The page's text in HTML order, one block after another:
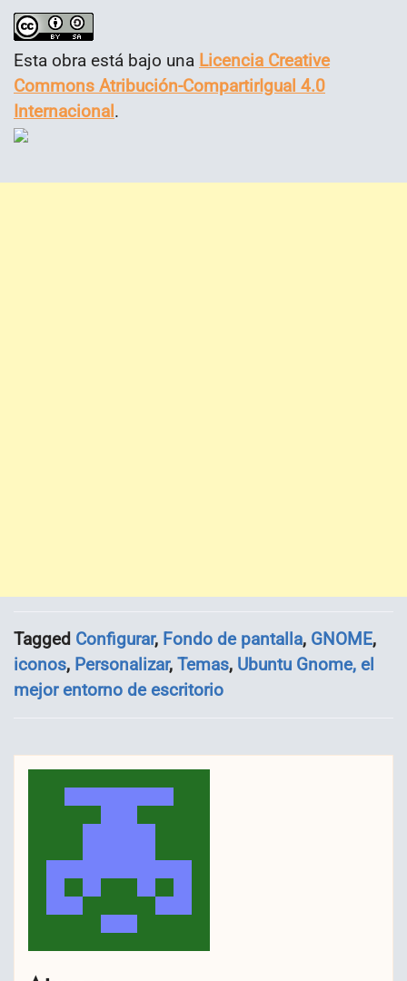
Esta obra está bajo una Licencia Creative
Commons Atribución-CompartirIgual 4.0
Internacional.
Tagged Configurar, Fondo de pantalla, GNOME,
iconos, Personalizar, Temas, Ubuntu Gnome, el
mejor entorno de escritorio